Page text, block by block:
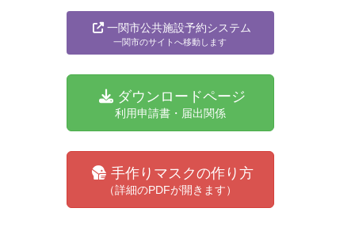
一関市公共施設予約システム
一関市のサイトへ移動します
ダウンロードページ
利用申請書・届出関係
手作りマスクの作り方
（詳細のPDFが開きます）